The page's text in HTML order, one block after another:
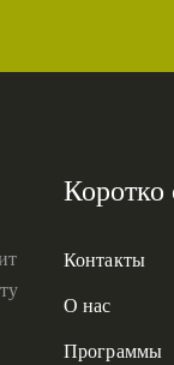
Коротко
Контакты
О нас
Программы